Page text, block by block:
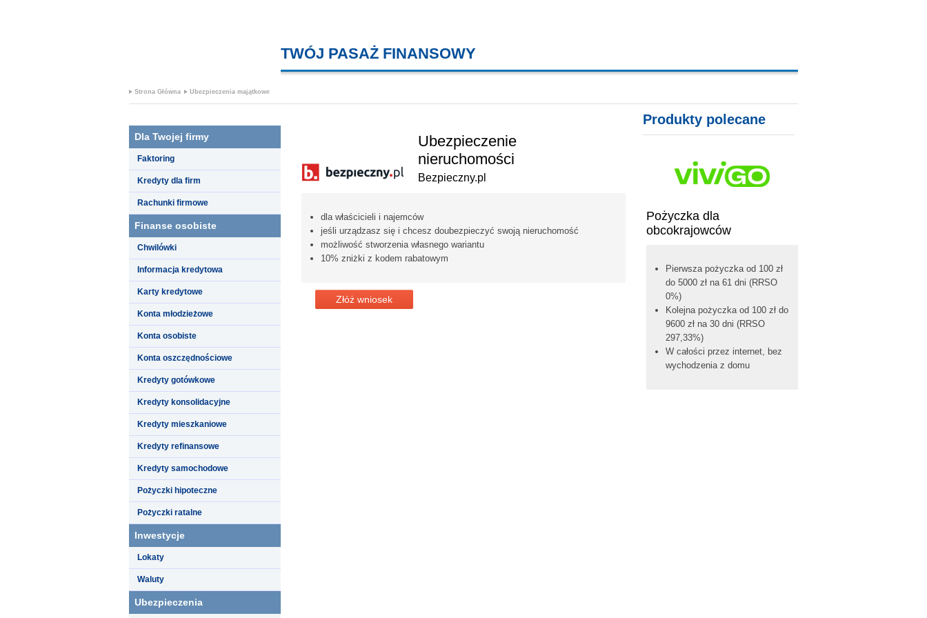
TWÓJ PASAŻ FINANSOWY
Strona Główna Ubezpieczenia majątkowe
Dla Twojej firmy
Faktoring
Kredyty dla firm
Rachunki firmowe
Finanse osobiste
Chwilówki
Informacja kredytowa
Karty kredytowe
Konta młodzieżowe
Konta osobiste
Konta oszczędnościowe
Kredyty gotówkowe
Kredyty konsolidacyjne
Kredyty mieszkaniowe
Kredyty refinansowe
Kredyty samochodowe
Pożyczki hipoteczne
Pożyczki ratalne
Inwestycje
Lokaty
Waluty
Ubezpieczenia
Ubezpieczenie
nieruchomości
Bezpieczny.pl
dla właścicieli i najemców
jeśli urządzasz się i chcesz doubezpieczyć swoją nieruchomość
możliwość stworzenia własnego wariantu
10% zniżki z kodem rabatowym
Złóż wniosek
Produkty polecane
Pożyczka dla
obcokrajowców
Pierwsza pożyczka od 100 zł
do 5000 zł na 61 dni (RRSO
0%)
Kolejna pożyczka od 100 zł do
9600 zł na 30 dni (RRSO
297,33%)
W całości przez internet, bez
wychodzenia z domu